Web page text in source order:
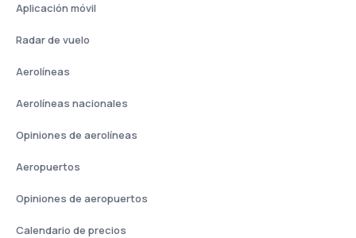
Aplicación móvil
Radar de vuelo
Aerolíneas
Aerolíneas nacionales
Opiniones de aerolíneas
Aeropuertos
Opiniones de aeropuertos
Calendario de precios